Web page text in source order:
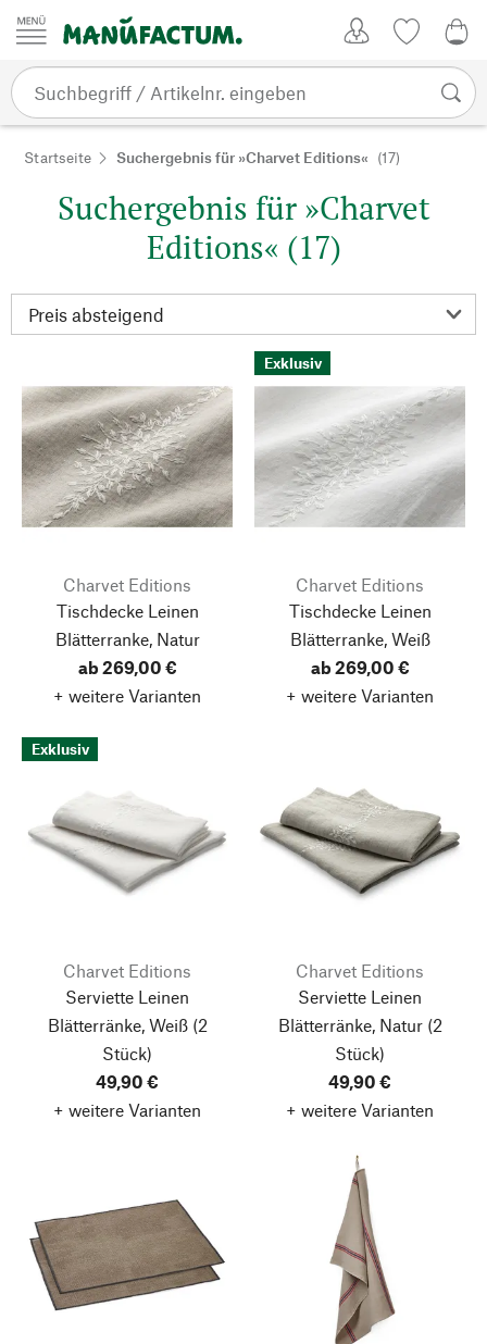
Zum Inhalt springen
Startseite Suchergebnis für »Charvet Editions« (17)
Suchergebnis für »Charvet
Editions« (17)
Charvet Editions
Tischdecke Leinen
Blätterranke, Natur
ab 269,00 €
+ weitere Varianten
Exklusiv
Charvet Editions
Tischdecke Leinen
Blätterranke, Weiß
ab 269,00 €
+ weitere Varianten
Exklusiv
Charvet Editions
Serviette Leinen
Blätterränke, Weiß(2
Stück)
49,90 €
+ weitere Varianten
Charvet Editions
Serviette Leinen
Blätterränke, Natur(2
Stück)
49,90 €
+ weitere Varianten